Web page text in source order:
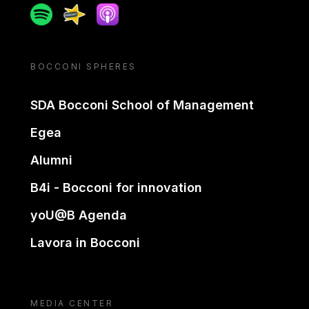
SpotifySpreakerApple podcast
BOCCONI SPHERES
SDA Bocconi School of Management
Egea
Alumni
B4i - Bocconi for innovation
yoU@B Agenda
Lavora in Bocconi
MEDIA CENTER